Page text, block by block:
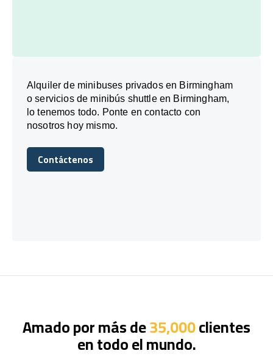
Alquiler de minibuses privados en Birmingham
o servicios de minibús shuttle en Birmingham,
lo tenemos todo. Ponte en contacto con
nosotros hoy mismo.
Contáctenos
Contáctenos
Amado por más de35,000clientes
en todo el mundo.